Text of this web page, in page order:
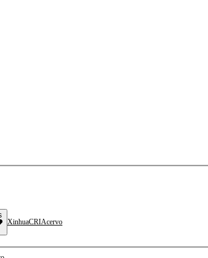
XinhuaCRIAcervo